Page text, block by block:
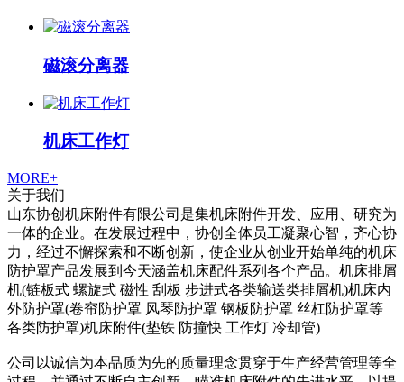
磁滚分离器
机床工作灯
MORE+
关于我们
山东协创机床附件有限公司是集机床附件开发、应用、研究为
一体的企业。在发展过程中，协创全体员工凝聚心智，齐心协
力，经过不懈探索和不断创新，使企业从创业开始单纯的机床
防护罩产品发展到今天涵盖机床配件系列各个产品。机床排屑
机(链板式 螺旋式 磁性 刮板 步进式各类输送类排屑机)机床内
外防护罩(卷帘防护罩 风琴防护罩 钢板防护罩 丝杠防护罩等
各类防护罩)机床附件(垫铁 防撞快 工作灯 冷却管)
公司以诚信为本品质为先的质量理念贯穿于生产经营管理等全